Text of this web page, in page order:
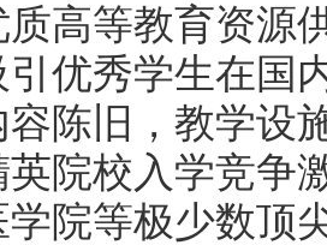
等教育资源供
优秀学生在国
陈旧，教学设
院校入学竞争
学院等极少数顶